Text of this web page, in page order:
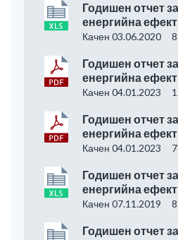
Годишен отчет
енергийна
Качен 03.06.2020
Годишен отчет
енергийна
Качен 04.01.2023
Годишен отчет
енергийна
Качен 04.01.2023
Годишен отчет
енергийна
Качен 07.11.2019
Годишен отчет